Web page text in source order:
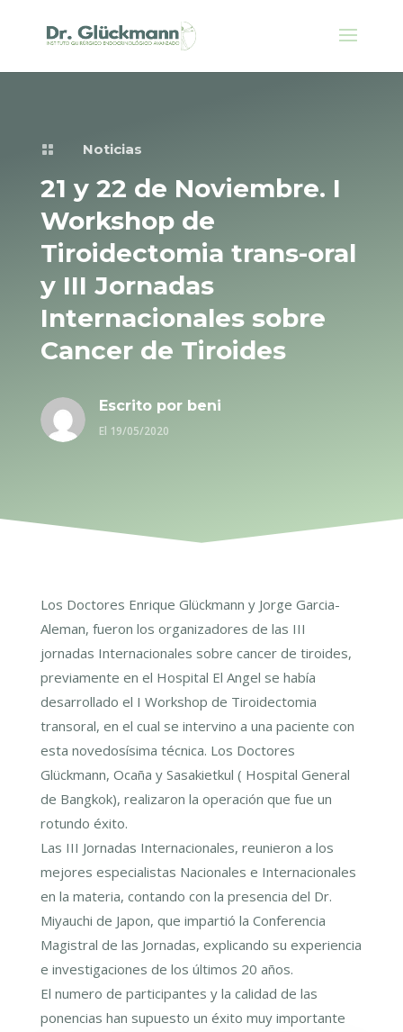
 Noticias
21 y 22 de Noviembre. I
Workshop de
Tiroidectomia trans-oral
y III Jornadas
Internacionales sobre
Cancer de Tiroides
Escrito por beni
El 19/05/2020
Los Doctores Enrique Glückmann y Jorge Garcia-
Aleman, fueron los organizadores de las III
jornadas Internacionales sobre cancer de tiroides,
previamente en el Hospital El Angel se había
desarrollado el I Workshop de Tiroidectomia
transoral, en el cual se intervino a una paciente con
esta novedosísima técnica. Los Doctores
Glückmann, Ocaña y Sasakietkul ( Hospital General
de Bangkok), realizaron la operación que fue un
rotundo éxito.
Las III Jornadas Internacionales, reunieron a los
mejores especialistas Nacionales e Internacionales
en la materia, contando con la presencia del Dr.
Miyauchi de Japon, que impartió la Conferencia
Magistral de las Jornadas, explicando su experiencia
e investigaciones de los últimos 20 años.
El numero de participantes y la calidad de las
ponencias han supuesto un éxito muy importante